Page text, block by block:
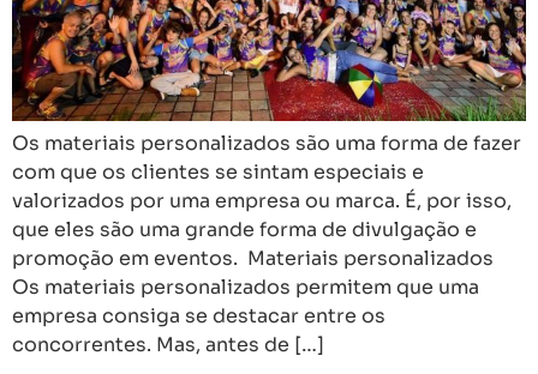
Os materiais personalizados são uma forma de fazer
com que os clientes se sintam especiais e
valorizados por uma empresa ou marca. É, por isso,
que eles são uma grande forma de divulgação e
promoção em eventos. Materiais personalizados
Os materiais personalizados permitem que uma
empresa consiga se destacar entre os
concorrentes. Mas, antes de […]